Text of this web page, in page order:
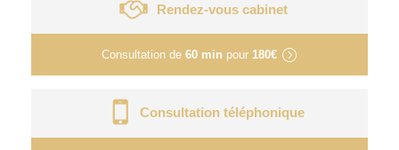
Rendez-vous cabinet
Consultation de 60 min pour 180€
Consultation téléphonique